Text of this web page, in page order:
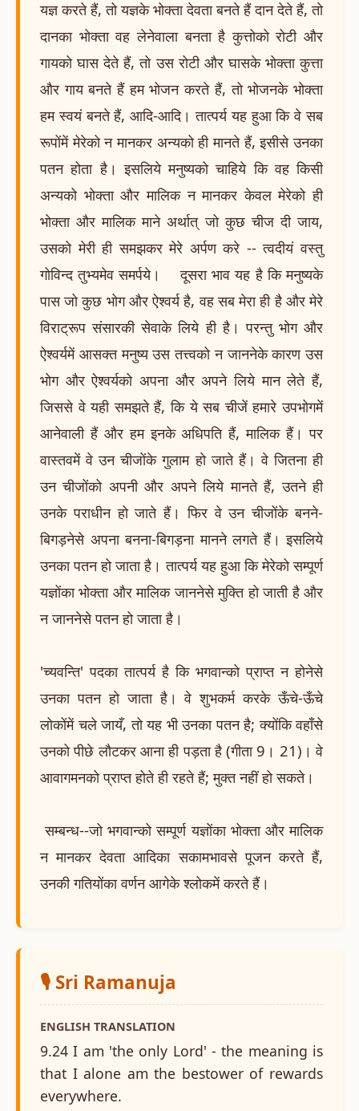
यज्ञ करते हैं, तो यज्ञके भोक्ता देवता बनते हैं दान देते हैं, तो
दानका भोक्ता वह लेनेवाला बनता है कुत्तोको रोटी और
गायको घास देते हैं, तो उस रोटी और घासके भोक्ता कुत्ता
और गाय बनते हैं हम भोजन करते हैं, तो भोजनके भोक्ता
हम स्वयं बनते हैं, आदि-आदि। तात्पर्य यह हुआ कि वे सब
रूपोंमें मेरेको न मानकर अन्यको ही मानते हैं, इसीसे उनका
पतन होता है। इसलिये मनुष्यको चाहिये कि वह किसी
अन्यको भोक्ता और मालिक न मानकर केवल मेरेको ही
भोक्ता और मालिक माने अर्थात् जो कुछ चीज दी जाय,
उसको मेरी ही समझकर मेरे अर्पण करे -- त्वदीयं वस्तु
गोविन्द तुभ्यमेव समर्पये। दूसरा भाव यह है कि मनुष्यके
पास जो कुछ भोग और ऐश्वर्य है, वह सब मेरा ही है और मेरे
विराट्रूप संसारकी सेवाके लिये ही है। परन्तु भोग और
ऐश्वर्यमें आसक्त मनुष्य उस तत्त्वको न जाननेके कारण उस
भोग और ऐश्वर्यको अपना और अपने लिये मान लेते हैं,
जिससे वे यही समझते हैं, कि ये सब चीजें हमारे उपभोगमें
आनेवाली हैं और हम इनके अधिपति हैं, मालिक हैं। पर
वास्तवमें वे उन चीजोंके गुलाम हो जाते हैं। वे जितना ही
उन चीजोंको अपनी और अपने लिये मानते हैं, उतने ही
उनके पराधीन हो जाते हैं। फिर वे उन चीजोंके बनने-
बिगड़नेसे अपना बनना-बिगड़ना मानने लगते हैं। इसलिये
उनका पतन हो जाता है। तात्पर्य यह हुआ कि मेरेको सम्पूर्ण
यज्ञोंका भोक्ता और मालिक जाननेसे मुक्ति हो जाती है और
न जाननेसे पतन हो जाता है।
'च्यवन्ति' पदका तात्पर्य है कि भगवान्को प्राप्त न होनेसे
उनका पतन हो जाता है। वे शुभकर्म करके ऊँचे-ऊँचे
लोकोंमें चले जायँ, तो यह भी उनका पतन है; क्योंकि वहाँसे
उनको पीछे लौटकर आना ही पड़ता है (गीता 9। 21)। वे
आवागमनको प्राप्त होते ही रहते हैं; मुक्त नहीं हो सकते।
सम्बन्ध--जो भगवान्को सम्पूर्ण यज्ञोंका भोक्ता और मालिक
न मानकर देवता आदिका सकामभावसे पूजन करते हैं,
उनकी गतियोंका वर्णन आगेके श्लोकमें करते हैं।
🎙️ Sri Ramanuja
ENGLISH TRANSLATION
9.24 I am 'the only Lord' - the meaning is
that I alone am the bestower of rewards
everywhere.